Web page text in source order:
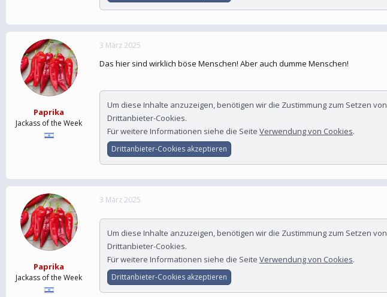
Paprika
Jackass of the Week
3 März 2025
Das hier sind wirklich böse Menschen! Aber auch dumme Menschen!
Um diese Inhalte anzuzeigen, benötigen wir die Zustimmung zum Setzen von
Drittanbieter-Cookies.
Für weitere Informationen siehe die Seite Verwendung von Cookies.
Drittanbieter-Cookies akzeptieren
Paprika
Jackass of the Week
3 März 2025
Um diese Inhalte anzuzeigen, benötigen wir die Zustimmung zum Setzen von
Drittanbieter-Cookies.
Für weitere Informationen siehe die Seite Verwendung von Cookies.
Drittanbieter-Cookies akzeptieren